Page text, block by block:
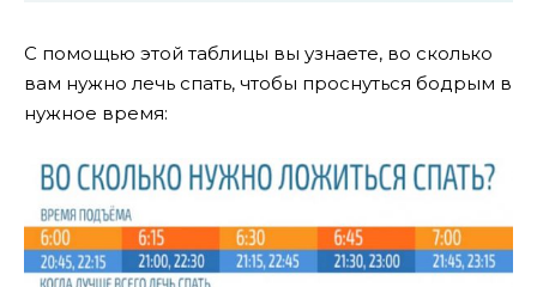
С помощью этой таблицы вы узнаете, во сколько
вам нужно лечь спать, чтобы проснуться бодрым в
нужное время: